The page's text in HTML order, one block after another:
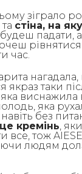
зіграло
стіна, на
падати,
час.
нагадала,
якраз таки
виснажила
яка
без
кремінь,
все, тож
людям